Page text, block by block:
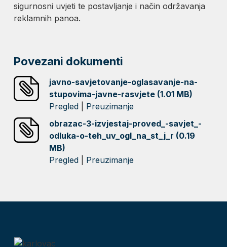
sigurnosni uvjeti te postavljanje i način održavanja
reklamnih panoa.
Povezani dokumenti
javno-savjetovanje-oglasavanje-na-
stupovima-javne-rasvjete (1.01 MB)
Pregled
Preuzimanje
obrazac-3-izvjestaj-proved_-savjet_-
odluka-o-teh_uv_ogl_na_st_j_r (0.19
MB)
Pregled
Preuzimanje